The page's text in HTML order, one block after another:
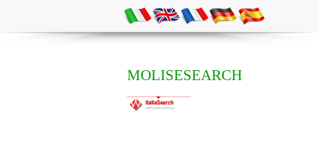
MOLISESEARCH